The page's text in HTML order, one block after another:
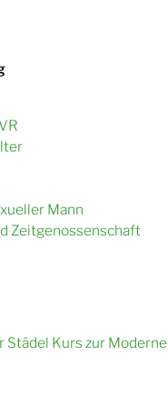
Mann
Zeitgenossenschaft
Städel Kurs zur Moderne